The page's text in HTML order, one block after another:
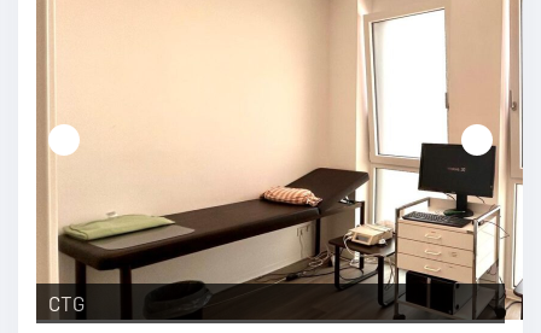
Anmeldung Gernsheim
CTG
Ärztehaus Gernsheim
Wartezimmer